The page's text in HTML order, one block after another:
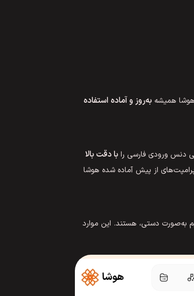
همیشه به‌روز و آماده استفاده
دنس ورودی فارسی را با دقت بالا
از پیش آماده شده هوشا
به‌صورت دستی، هستند. این موارد